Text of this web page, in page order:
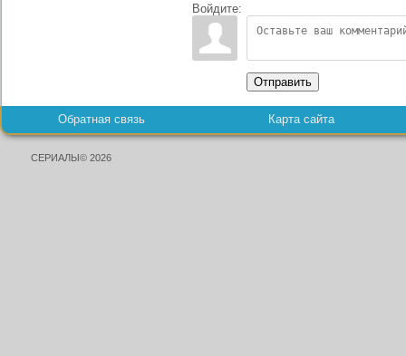
Войдите:
Отправить
Обратная связь Карта сайта
СЕРИАЛЫ© 2026